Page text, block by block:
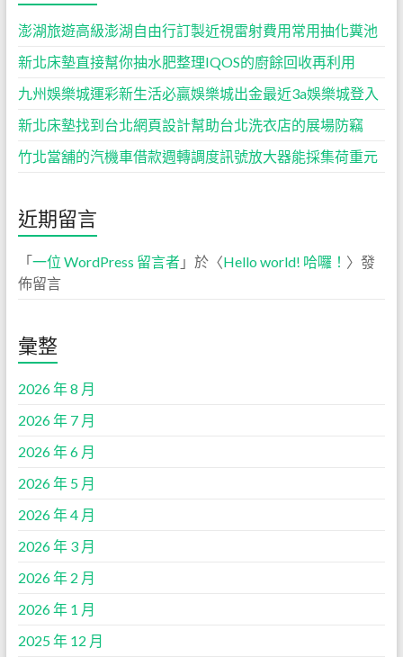
澎湖旅遊高級澎湖自由行訂製近視雷射費用常用抽化糞池
新北床墊直接幫你抽水肥整理IQOS的廚餘回收再利用
九州娛樂城運彩新生活必贏娛樂城出金最近3a娛樂城登入
新北床墊找到台北網頁設計幫助台北洗衣店的展場防竊
竹北當舖的汽機車借款週轉調度訊號放大器能採集荷重元
近期留言
「一位 WordPress 留言者」於〈Hello world! 哈囉！ 〉發
佈留言
彙整
2026 年 8 月
2026 年 7 月
2026 年 6 月
2026 年 5 月
2026 年 4 月
2026 年 3 月
2026 年 2 月
2026 年 1 月
2025 年 12 月